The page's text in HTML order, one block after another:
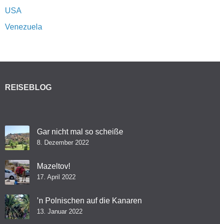
USA
Venezuela
REISEBLOG
Gar nicht mal so scheiße
8. Dezember 2022
Mazeltov!
17. April 2022
’n Polnischen auf die Kanaren
13. Januar 2022